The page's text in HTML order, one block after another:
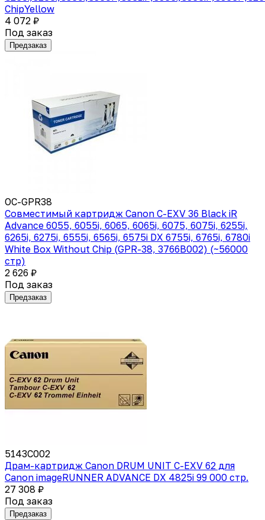
ChipYellow
4 072 ₽
Под заказ
Предзаказ
OC-GPR38
Совместимый картридж Canon C-EXV 36 Black iR
Advance 6055, 6055i, 6065, 6065i, 6075, 6075i, 6255i,
6265i, 6275i, 6555i, 6565i, 6575i DX 6755i, 6765i, 6780i
White Box Without Chip (GPR-38, 3766B002) (~56000
стр)
2 626 ₽
Под заказ
Предзаказ
5143C002
Драм-картридж Canon DRUM UNIT C-EXV 62 для
Canon imageRUNNER ADVANCE DX 4825i 99 000 стр.
27 308 ₽
Под заказ
Предзаказ